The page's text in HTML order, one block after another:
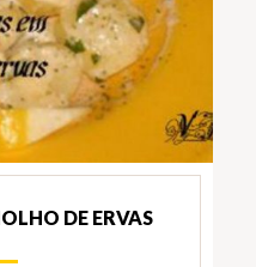
DE ERVAS